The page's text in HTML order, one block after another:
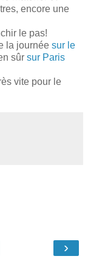
encore une
le pas!
la journée sur le
sûr sur Paris
vite pour le
›